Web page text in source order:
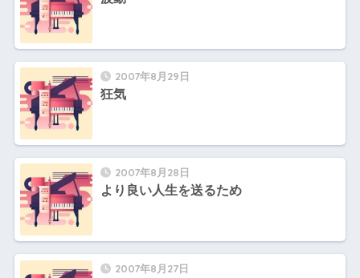
2007年8月29日
狂気
2007年8月28日
より良い人生を送るため
2007年8月27日